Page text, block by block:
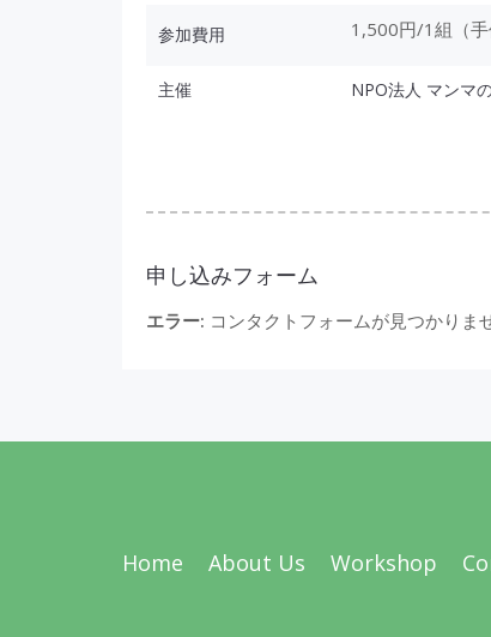
参加費用 1,500円/1組（手
主催 NPO法人 マンマ
申し込みフォーム
エラー: コンタクトフォームが見つかりま
Home About Us Workshop